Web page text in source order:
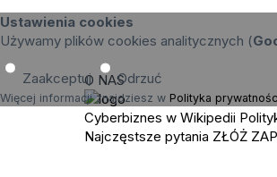
Ustawienia cookies
Używamy plików cookies analitycznych (
Zaakceptuj Odrzuć
Więcej informacji znajdziesz w Polityka
O NAS
Cyberbiznes w Wikipedii
Najczęstsze pytania ZŁÓŻ